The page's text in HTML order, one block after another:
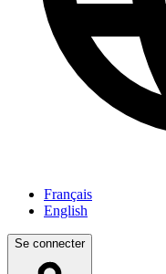
Français
English
Se connecter